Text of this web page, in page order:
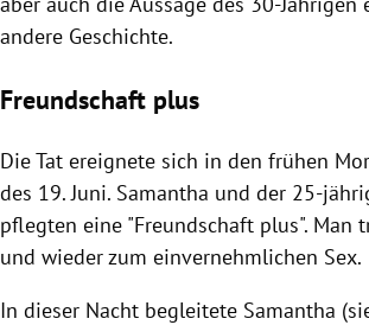
andere Geschichte.
Freundschaft plus
Die Tat ereignete sich in den frühen
des 19. Juni. Samantha und der 25-
pflegten eine "Freundschaft plus". Man
und wieder zum einvernehmlichen Sex.
In dieser Nacht begleitete Samantha